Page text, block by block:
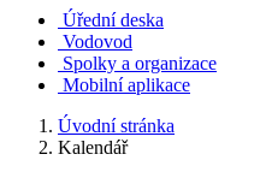
Úřední deska
Vodovod
Spolky a organizace
Mobilní aplikace
Úvodní stránka
Kalendář